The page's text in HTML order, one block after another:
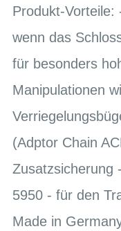
Produkt-Vorteile:
wenn das
für besonders
Manipulationen
(Adptor Chain
Zusatzsicherung
5950 - für den
Made in